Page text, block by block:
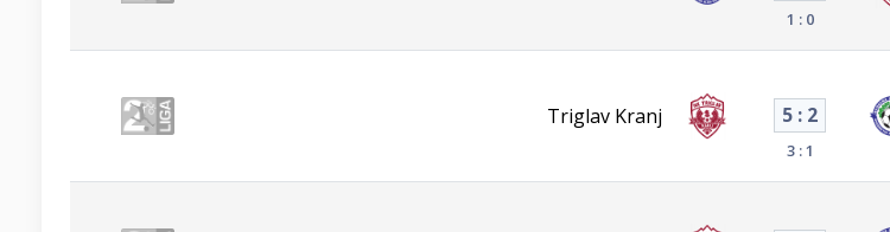
1 : 0
Triglav Kranj 5 : 2
3 : 1